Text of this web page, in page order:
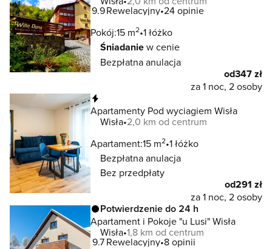
9.9Rewelacyjny 24 opinie
Pokój:15 m2 1 łóżko
Śniadaniew cenie
Bezpłatna anulacja
od347 zł
za 1 noc, 2 osoby
Apartamenty Pod wyciagiem Wisła
Wisła 2,0 km od centrum
Apartament:15 m2 1 łóżko
Bezpłatna anulacja
Bez przedpłaty
od291 zł
za 1 noc, 2 osoby
Potwierdzenie do 24 h
Apartament i Pokoje "u Lusi" Wisła
Wisła 1,8 km od centrum
9.7Rewelacyjny 8 opinii